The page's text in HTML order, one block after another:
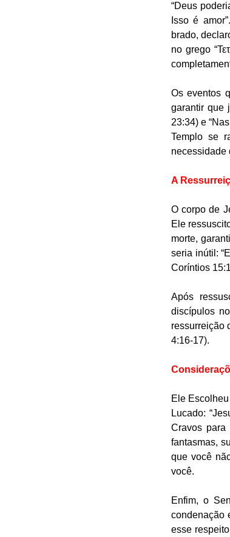
“Deus
Isso é
brado,
no grego
Os eventos
garantir que
23:34) e
Templo se
necessidade
A
O corpo de
Ele
morte,
seria inútil:
Coríntios
Após
discípulos
ressurreição
4:16-17).
Ele
Lucado:
Cravos
fantasmas,
que você
você.
Enfim, o
condenação
esse